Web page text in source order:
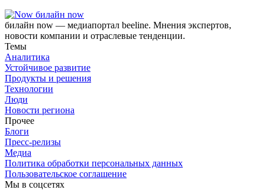
билайн now
билайн now — медиапортал beeline. Мнения экспертов,
новости компании и отраслевые тенденции.
Темы
Аналитика
Устойчивое развитие
Продукты и решения
Технологии
Люди
Новости региона
Прочее
Блоги
Пресс-релизы
Медиа
Политика обработки персональных данных
Пользовательское соглашение
Мы в соцсетях